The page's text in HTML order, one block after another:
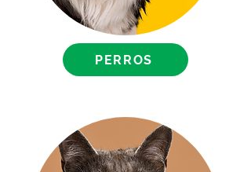
pesos
PERROS